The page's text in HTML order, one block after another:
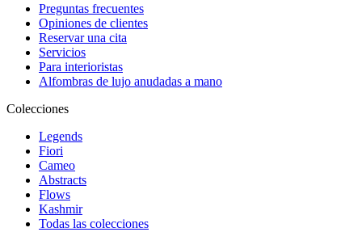
Preguntas frecuentes
Opiniones de clientes
Reservar una cita
Servicios
Para interioristas
Alfombras de lujo anudadas a mano
Colecciones
Legends
Fiori
Cameo
Abstracts
Flows
Kashmir
Todas las colecciones